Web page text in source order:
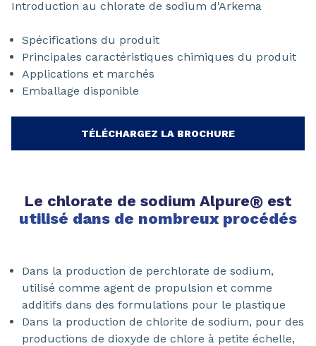
Introduction au chlorate de sodium d'Arkema
Spécifications du produit
Principales caractéristiques chimiques du produit
Applications et marchés
Emballage disponible
TÉLÉCHARGEZ LA BROCHURE
Le chlorate de sodium Alpure® est
utilisé dans de nombreux procédés
Dans la production de perchlorate de sodium,
utilisé comme agent de propulsion et comme
additifs dans des formulations pour le plastique
Dans la production de chlorite de sodium, pour des
productions de dioxyde de chlore à petite échelle,